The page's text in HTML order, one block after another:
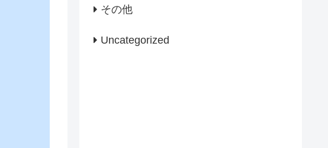
その他
Uncategorized